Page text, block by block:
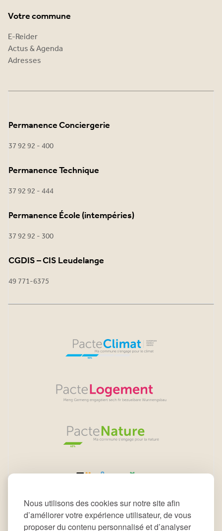
Nous utilisons des cookies sur notre site afin
d’améliorer votre expérience utilisateur, de vous
proposer du contenu personnalisé et d’analyser
Votre commune
E-Reider
Actus & Agenda
Adresses
Permanence Conciergerie
37 92 92 - 400
Permanence Technique
37 92 92 - 444
Permanence École (intempéries)
37 92 92 - 300
CGDIS – CIS Leudelange
49 771-6375